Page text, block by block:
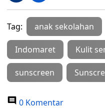
Tag: anak sekolahan
Indomaret Kulit
sunscreen
0 Komentar